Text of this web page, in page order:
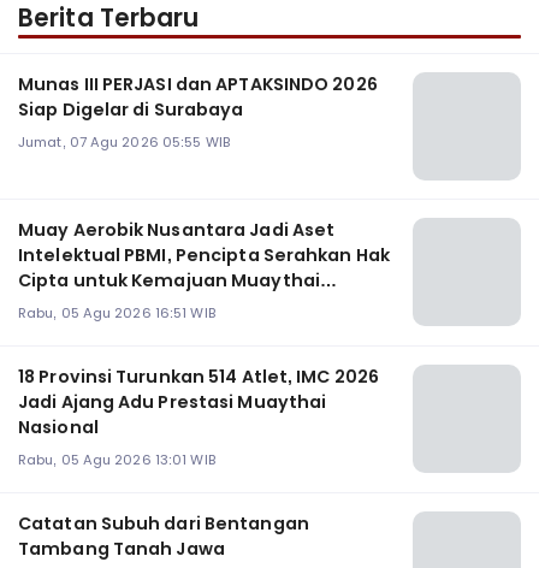
Berita Terbaru
Munas III PERJASI dan APTAKSINDO 2026
Siap Digelar di Surabaya
Jumat, 07 Agu 2026 05:55 WIB
Muay Aerobik Nusantara Jadi Aset
Intelektual PBMI, Pencipta Serahkan Hak
Cipta untuk Kemajuan Muaythai
Indonesia
Rabu, 05 Agu 2026 16:51 WIB
18 Provinsi Turunkan 514 Atlet, IMC 2026
Jadi Ajang Adu Prestasi Muaythai
Nasional
Rabu, 05 Agu 2026 13:01 WIB
Catatan Subuh dari Bentangan
Tambang Tanah Jawa